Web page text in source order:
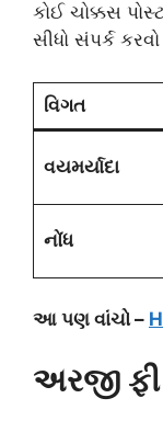
કોઈ ચોક્કસ
સીધો સંપર્ક
વિગત
વયમર્યાદા
નોંધ
આ પણ વાંચો –
અરજી